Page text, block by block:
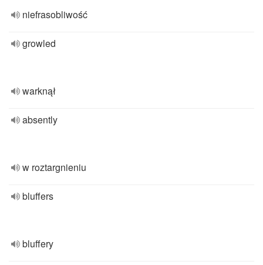
niefrasobliwość
growled
warknął
absently
w roztargnieniu
bluffers
bluffery